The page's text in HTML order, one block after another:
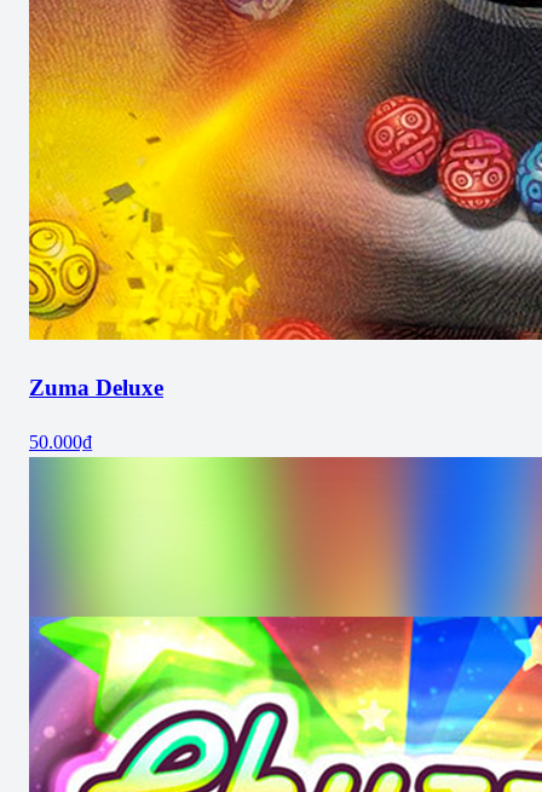
Zuma Deluxe
50.000₫